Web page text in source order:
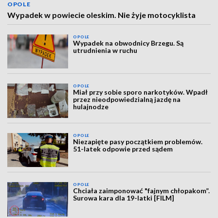
OPOLE
Wypadek w powiecie oleskim. Nie żyje motocyklista
OPOLE
Wypadek na obwodnicy Brzegu. Są
utrudnienia w ruchu
OPOLE
Miał przy sobie sporo narkotyków. Wpadł
przez nieodpowiedzialną jazdę na
hulajnodze
OPOLE
Niezapięte pasy początkiem problemów.
51-latek odpowie przed sądem
OPOLE
Chciała zaimponować "fajnym chłopakom”.
Surowa kara dla 19-latki [FILM]